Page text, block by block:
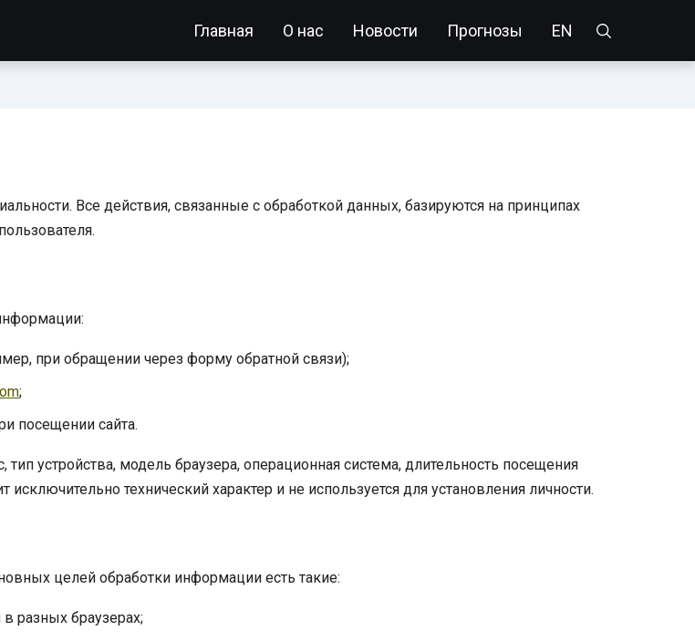
Главная О нас Новости Прогнозы EN
Все действия, связанные с обработкой данных, базируются на принципах
при обращении через форму обратной связи);
;
посещении сайта.
устройства, модель браузера, операционная система, длительность посещения
технический характер и не используется для установления личности.
целей обработки информации есть такие:
разных браузерах;